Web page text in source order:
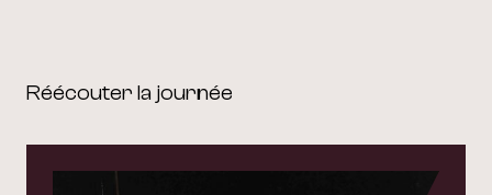
Réécouter la journée